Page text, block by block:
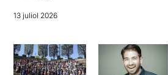
13 juliol 2026